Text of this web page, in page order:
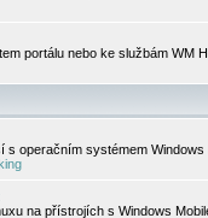
portálu nebo ke službám WM
s operačním systémem Windows
na přístrojích s Windows